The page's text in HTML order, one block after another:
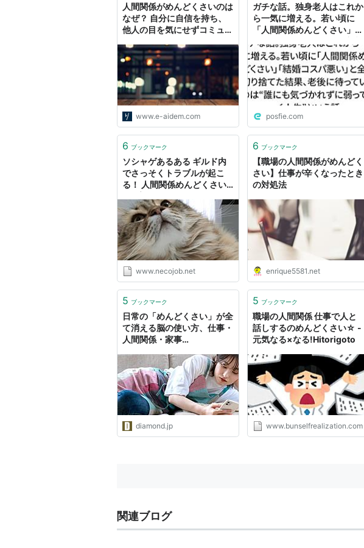
人間関係がめんどくさいのは
なぜ？ 自分に自信を持ち、
他人の目を気にせずコミュニ
イーアイデム
www.e-aidem.com
ガチな話。独身老人はこれか
ら一気に増える。若い頃に
「人間関係めんどくさい」
り捨てた結果、老後に待って
いるのは“誰にも気づかれず
に弱っていく人生”という話
posfie.com
6 ブックマーク
ソシャゲあるある ギルド内
でさっそくトラブルが起こ
る！ 人間関係めんどくさい
と
www.necojob.net
6 ブックマーク
【職場の人間関係がめんどく
さい】仕事が辛くなったとき
の対処法
enrique5581.net
5 ブックマーク
日常の「めんどくさい」が全
て消える脳の使い方、仕事・
人間関係・家事…
diamond.jp
5 ブックマーク
職場の人間関係 仕事で人と
話しするのめんどくさい☆ -
元気なる×なる!Hitorigoto
www.bunselfrealization.com
関連ブログ